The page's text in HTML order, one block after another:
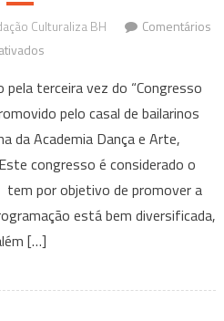
Culturaliza BH
Comentários
Internacional
de
Tango
em
BH
pela terceira vez do “Congresso
pelo casal de bailarinos
da Academia Dança e Arte,
congresso é considerado o
tem por objetivo de promover a
está bem diversificada,
[…]